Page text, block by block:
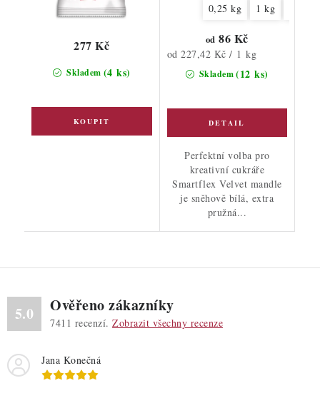
Skladem (4 ks)
277 Kč
0,25 kg 1 kg
Skladem(12 ks)
od 86 Kč
Měrná
cena:
od 227,42 Kč / 1 kg
Perfektní volba pro
kreativní cukráře
Smartflex Velvet mandle
je sněhově bílá, extra
pružná...
5.0 Ověřeno zákazníky
7411 recenzí. Zobrazit všechny recenze
Jana Konečná